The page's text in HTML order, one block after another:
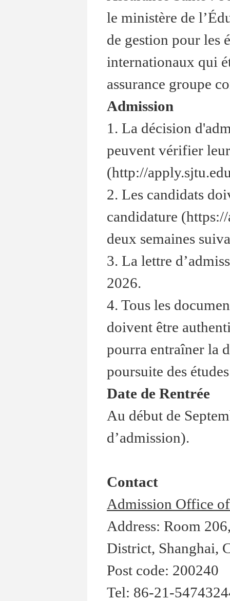
le ministère de
de gestion pour les
internationaux qui
assurance groupe
Admission
1. La décision
peuvent vérifier
(http://
2. Les candidats
candidature
deux semaines
3. La lettre
2026.
4. Tous les
doivent être
pourra entraîner la
poursuite des
Date de Rentrée
Au début de
d’admission).
Contact
Admission Office
Address: Room
District, Shanghai,
Post code: 200240
Tel: 86-21-